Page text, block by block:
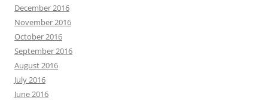
December 2016
November 2016
October 2016
September 2016
August 2016
July 2016
June 2016